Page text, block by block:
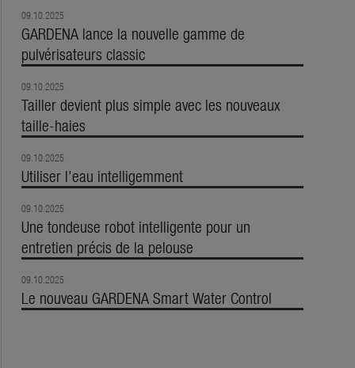
09.10.2025
GARDENA lance la nouvelle gamme de
pulvérisateurs classic
09.10.2025
Tailler devient plus simple avec les nouveaux
taille-haies
09.10.2025
Utiliser l’eau intelligemment
09.10.2025
Une tondeuse robot intelligente pour un
entretien précis de la pelouse
09.10.2025
Le nouveau GARDENA Smart Water Control